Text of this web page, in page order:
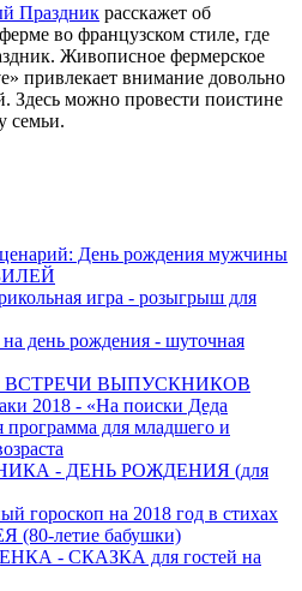
Праздник расскажет об
во французском стиле, где
Живописное фермерское
привлекает внимание довольно
Здесь можно провести поистине
семьи.
День рождения мужчины
игра - розыгрыш для
день рождения - шуточная
ВСТРЕЧИ ВЫПУСКНИКОВ
2018 - «На поиски Деда
программа для младшего и
- ДЕНЬ РОЖДЕНИЯ (для
гороскоп на 2018 год в стихах
летие бабушки)
- СКАЗКА для гостей на